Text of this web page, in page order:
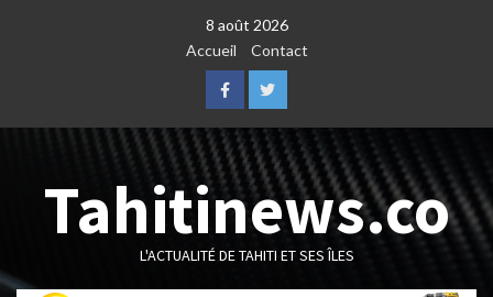
8 août 2026
Accueil
Contact
FacebookTwitter
Tahitinews.co
L'ACTUALITÉ DE TAHITI ET SES ÎLES